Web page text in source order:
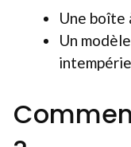
Une boîte
Un